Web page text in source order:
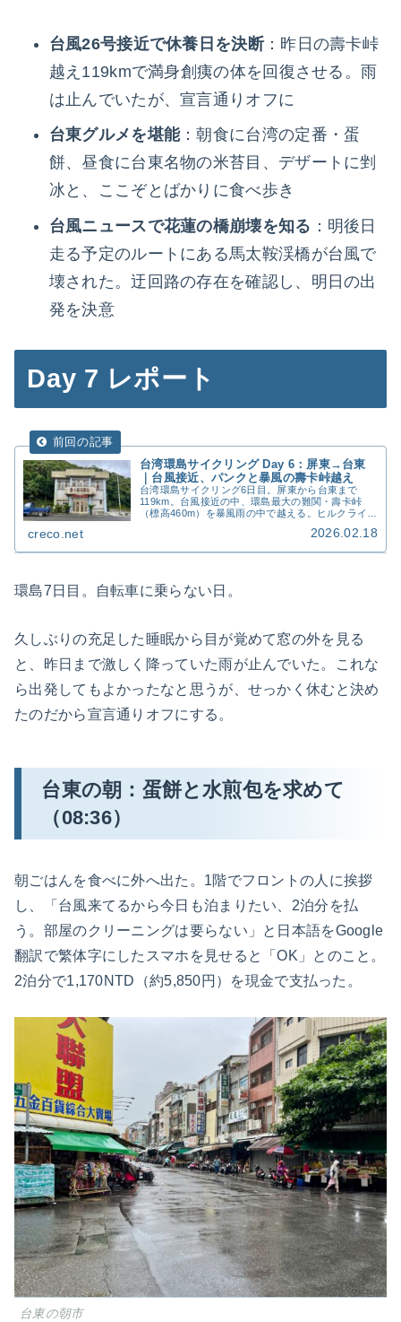
台風26号接近で休養日を決断：昨日の壽卡峠
越え119kmで満身創痍の体を回復させる。雨
は止んでいたが、宣言通りオフに
台東グルメを堪能：朝食に台湾の定番・蛋
餅、昼食に台東名物の米苔目、デザートに剉
冰と、ここぞとばかりに食べ歩き
台風ニュースで花蓮の橋崩壊を知る ：明後日
走る予定のルートにある馬太鞍渓橋が台風で
壊された。迂回路の存在を確認し、明日の出
発を決意
Day 7 レポート
台湾環島サイクリング Day 6：屏東→台東
｜台風接近、パンクと暴風の壽卡峠越え
台湾環島サイクリング6日目。屏東から台東まで
119km。台風接近の中、環島最大の難関・壽卡峠
（標高460m）を暴風雨の中で越える。ヒルクライム
鎖への備えと計画変更。環島で最も過酷な1日の記
creco.net 2026.02.18
環島7日目。自転車に乗らない日。
久しぶりの充足した睡眠から目が覚めて窓の外を見る
と、昨日まで激しく降っていた雨が止んでいた。これな
ら出発してもよかったなと思うが、せっかく休むと決め
たのだから宣言通りオフにする。
台東の朝：蛋餅と水煎包を求めて
（08:36）
朝ごはんを食べに外へ出た。1階でフロントの人に挨拶
し、「台風来てるから今日も泊まりたい、2泊分を払
う。部屋のクリーニングは要らない」と日本語をGoogle
翻訳で繁体字にしたスマホを見せると「OK」とのこと。
2泊分で1,170NTD（約5,850円）を現金で支払った。
台東の朝市